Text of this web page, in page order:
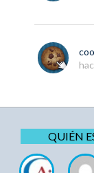
QUIÉN